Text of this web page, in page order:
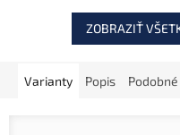
atraktívnym perím pre
ZOBRAZIŤ
Varianty Popis